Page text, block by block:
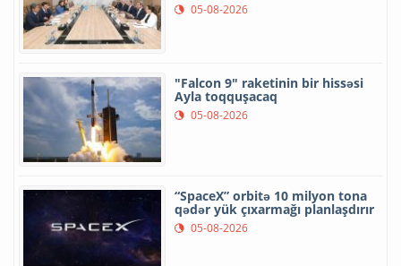
05-08-2026
"Falcon 9" raketinin bir hissəsi
Ayla toqquşacaq
05-08-2026
“SpaceX” orbitə 10 milyon tona
qədər yük çıxarmağı planlaşdırır
05-08-2026